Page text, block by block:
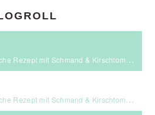
Rezept mit Schmand & Kirschtomaten
Rezept mit Schmand & Kirschtomaten